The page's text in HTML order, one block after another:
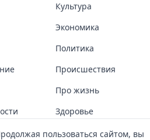
Культура
Экономика
Политика
Происшествия
Про жизнь
Здоровье
COVID-19
пользоваться сайтом, вы